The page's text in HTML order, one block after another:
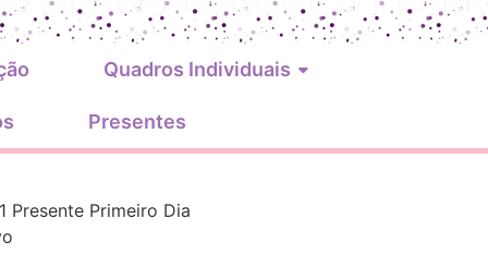
Quadros Individuais
Presentes
Presente Primeiro Dia